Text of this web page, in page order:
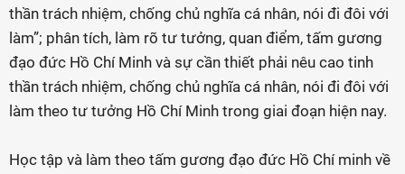
thần trách nhiệm, chống chủ nghĩa cá nhân, nói đi đôi với
làm”; phân tích, làm rõ tư tưởng, quan điểm, tấm gương
đạo đức Hồ Chí Minh và sự cần thiết phải nêu cao tinh
thần trách nhiệm, chống chủ nghĩa cá nhân, nói đi đôi với
làm theo tư tưởng Hồ Chí Minh trong giai đoạn hiện nay.
Học tập và làm theo tấm gương đạo đức Hồ Chí minh về